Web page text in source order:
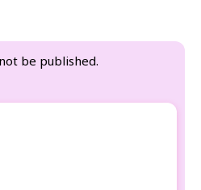
be published.